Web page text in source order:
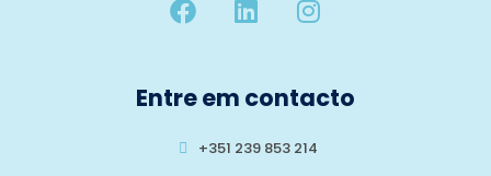
Entre em contacto
+351 239 853 214